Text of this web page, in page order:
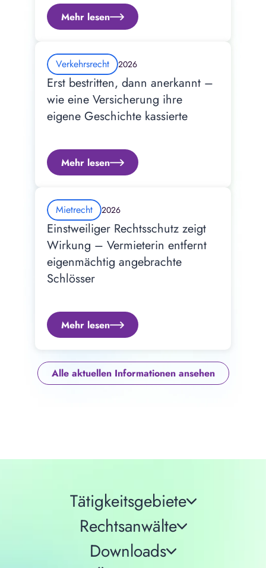
Mehr lesen
Verkehrsrecht 2026
Erst bestritten, dann anerkannt –
wie eine Versicherung ihre
eigene Geschichte kassierte
Mehr lesen
Mietrecht 2026
Einstweiliger Rechtsschutz zeigt
Wirkung – Vermieterin entfernt
eigenmächtig angebrachte
Schlösser
Mehr lesen
Alle aktuellen Informationen ansehen
Tätigkeitsgebiete
Rechtsanwälte
Downloads